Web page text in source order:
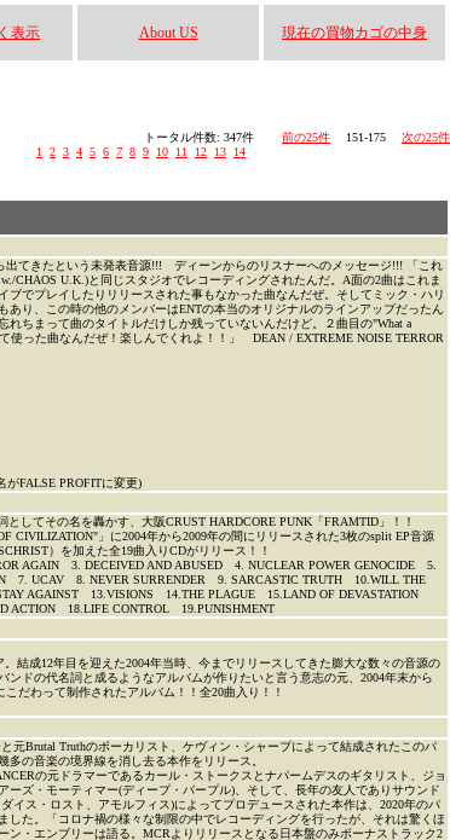
表示 About US 現在の買物カゴの中身
トータル件数: 347件 前の25件 151-175 次の25件
1
2 3 4 5 6 7 8 9 10 11 12 13
14
出てきたという未発表音源!!! ディーンからのリスナーへのメッセージ!!! 「これ
w./CHAOS U.K.)と同じスタジオでレコーディングされたんだ。A面の2曲はこれま
ブでプレイしたりリリースされた事もなかった曲なんだぜ。そしてミック・ハリ
あり、この時の他のメンバーはENTの本当のオリジナルのラインアップだったん
れちまって曲のタイトルだけしか残っていないんだけど。２曲目の"What a
使った曲なんだぜ！楽しんでくれよ！！」 DEAN / EXTREME NOISE TERROR
FALSE PROFITに変更)
としてその名を轟かす、大阪CRUST HARDCORE PUNK「FRAMTID」！！
CIVILIZATION"」に2004年から2009年の間にリリースされた3枚のsplit EP音源
）を加えた全19曲入りCDがリリース！！
AGAIN 3. DECEIVED AND ABUSED 4. NUCLEAR POWER GENOCIDE 5.
7. UCAV 8. NEVER SURRENDER 9. SARCASTIC TRUTH 10.WILL THE
AGAINST 13.VISIONS 14.THE PLAGUE 15.LAND OF DEVASTATION
ACTION 18.LIFE CONTROL 19.PUNISHMENT
結成12年目を迎えた2004年当時、今までリリースしてきた膨大な数々の音源の
ンドの代名詞と成るようなアルバムが作りたいと言う意志の元、2004年末から
だわって制作されたアルバム！！全20曲入り！！
元Brutal Truthのボーカリスト、ケヴィン・シャープによって結成されたこのパ
多の音楽の境界線を消し去る本作をリリース。
の元ドラマーであるカール・ストークスとナパームデスのギタリスト、ジョ
ーズ・モーティマー(ディープ・パープル)、そして、長年の友人でありサウンド
イス・ロスト、アモルフィス)によってプロデュースされた本作は、2020年のパ
した。「コロナ禍の様々な制限の中でレコーディングを行ったが、それは驚くほ
ン・エンブリーは語る。MCRよりリリースとなる日本盤のみボーナストラック2